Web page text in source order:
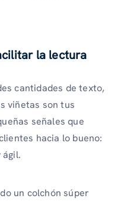
la lectura
cantidades de texto,
viñetas son tus
señales que
hacia lo bueno:
ágil.
un colchón súper